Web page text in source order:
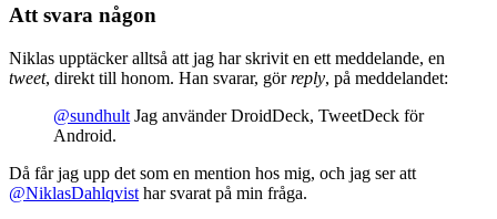
Att svara någon
Niklas upptäcker alltså att jag har skrivit en ett meddelande, en
tweet, direkt till honom. Han svarar, görreply, på meddelandet:
@sundhult Jag använder DroidDeck, TweetDeck för
Android.
Då får jag upp det som en mention hos mig, och jag ser att
@NiklasDahlqvist har svarat på min fråga.